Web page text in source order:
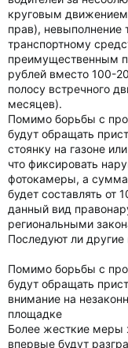
круговым
прав), невыполнение
транспортному
преимущественным
рублей вместо 100-
полосу встречного
месяцев).
Помимо борьбы с
будут обращать
стоянку на газоне
что фиксировать
фотокамеры, а
будет составлять от
данный вид
региональными
Последуют ли
Помимо борьбы с
будут обращать
внимание на
площадке
Более жесткие меры
впервые будут